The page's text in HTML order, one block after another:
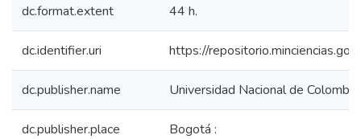
dc.format.extent 44 h.
dc.identifier.uri https://
dc.publisher.name Universidad Nacional de Colombia,
dc.publisher.place Bogotá :